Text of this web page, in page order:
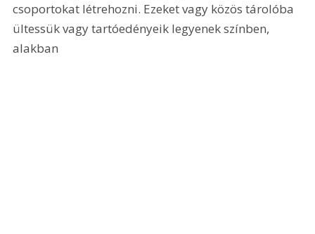
csoportokat létrehozni. Ezeket vagy közös tárolóba
ültessük vagy tartóedényeik legyenek színben,
alakban